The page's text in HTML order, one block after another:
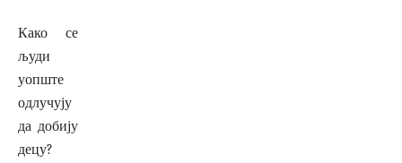
Како се
људи
уопште
одлучују
да добију
децу?